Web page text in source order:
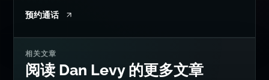
预约通话
相关文章
阅读 Dan Levy 的更多文章